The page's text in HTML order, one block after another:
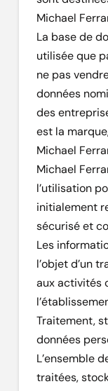
Michael
La base de
utilisée que
ne pas
données
des
est la
Michael
Michael
l’utilisation
initialement
sécurisé et
Les
l’objet d’un
aux activités
Traitement,
données
L’ensemble
traitées,